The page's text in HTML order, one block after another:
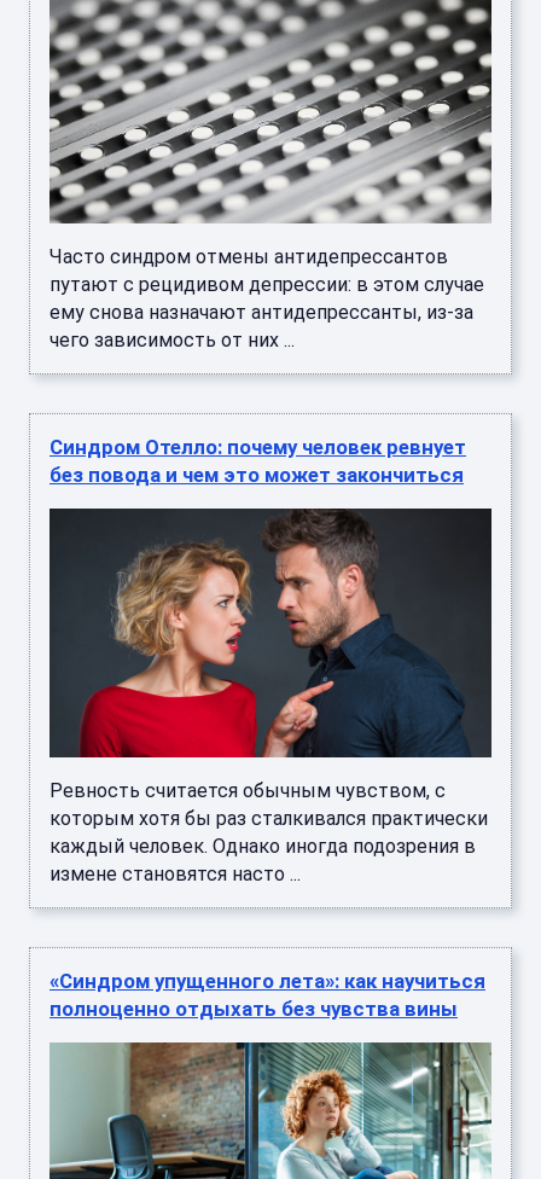
Часто синдром отмены антидепрессантов
путают с рецидивом депрессии: в этом случае
ему снова назначают антидепрессанты, из-за
чего зависимость от них ...
Синдром Отелло: почему человек ревнует
без повода и чем это может закончиться
Ревность считается обычным чувством, с
которым хотя бы раз сталкивался практически
каждый человек. Однако иногда подозрения в
измене становятся насто ...
«Синдром упущенного лета»: как научиться
полноценно отдыхать без чувства вины